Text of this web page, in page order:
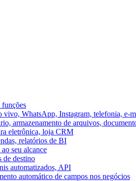
funções
WhatsApp, Instagram, telefonia, e-
armazenamento de arquivos,
eletrônica, loja CRM
relatórios de BI
seu alcance
de destino
automatizados, API
automático de campos nos negócios